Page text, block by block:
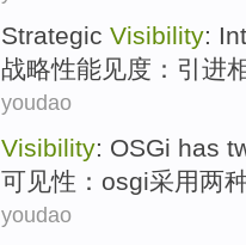
Strategic Visibility:
战略性能见度 ： 引进
youdao
Visibility: OSGi has
可见性： osgi采用两
youdao